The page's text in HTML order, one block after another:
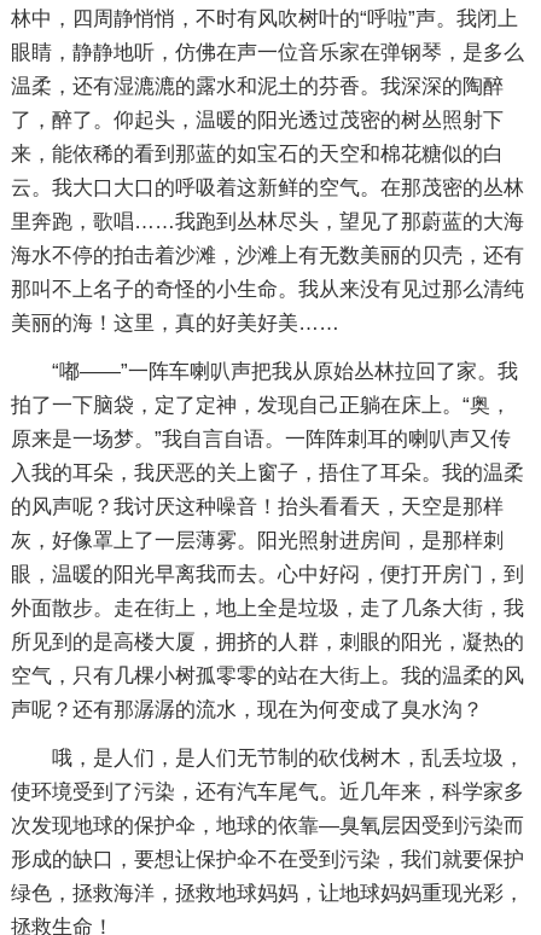
林中，四周静悄悄，不时有风吹树叶的“呼啦”声。我闭上
眼睛，静静地听，仿佛在声一位音乐家在弹钢琴，是多么
温柔，还有湿漉漉的露水和泥土的芬香。我深深的陶醉
了，醉了。仰起头，温暖的阳光透过茂密的树丛照射下
来，能依稀的看到那蓝的如宝石的天空和棉花糖似的白
云。我大口大口的呼吸着这新鲜的空气。在那茂密的丛林
里奔跑，歌唱……我跑到丛林尽头，望见了那蔚蓝的大海
海水不停的拍击着沙滩，沙滩上有无数美丽的贝壳，还有
那叫不上名子的奇怪的小生命。我从来没有见过那么清纯
美丽的海！这里，真的好美好美……
“嘟——”一阵车喇叭声把我从原始丛林拉回了家。我
拍了一下脑袋，定了定神，发现自己正躺在床上。“奥，
原来是一场梦。”我自言自语。一阵阵刺耳的喇叭声又传
入我的耳朵，我厌恶的关上窗子，捂住了耳朵。我的温柔
的风声呢？我讨厌这种噪音！抬头看看天，天空是那样
灰，好像罩上了一层薄雾。阳光照射进房间，是那样刺
眼，温暖的阳光早离我而去。心中好闷，便打开房门，到
外面散步。走在街上，地上全是垃圾，走了几条大街，我
所见到的是高楼大厦，拥挤的人群，刺眼的阳光，凝热的
空气，只有几棵小树孤零零的站在大街上。我的温柔的风
声呢？还有那潺潺的流水，现在为何变成了臭水沟？
哦，是人们，是人们无节制的砍伐树木，乱丢垃圾，
使环境受到了污染，还有汽车尾气。近几年来，科学家多
次发现地球的保护伞，地球的依靠—臭氧层因受到污染而
形成的缺口，要想让保护伞不在受到污染，我们就要保护
绿色，拯救海洋，拯救地球妈妈，让地球妈妈重现光彩，
拯救生命！